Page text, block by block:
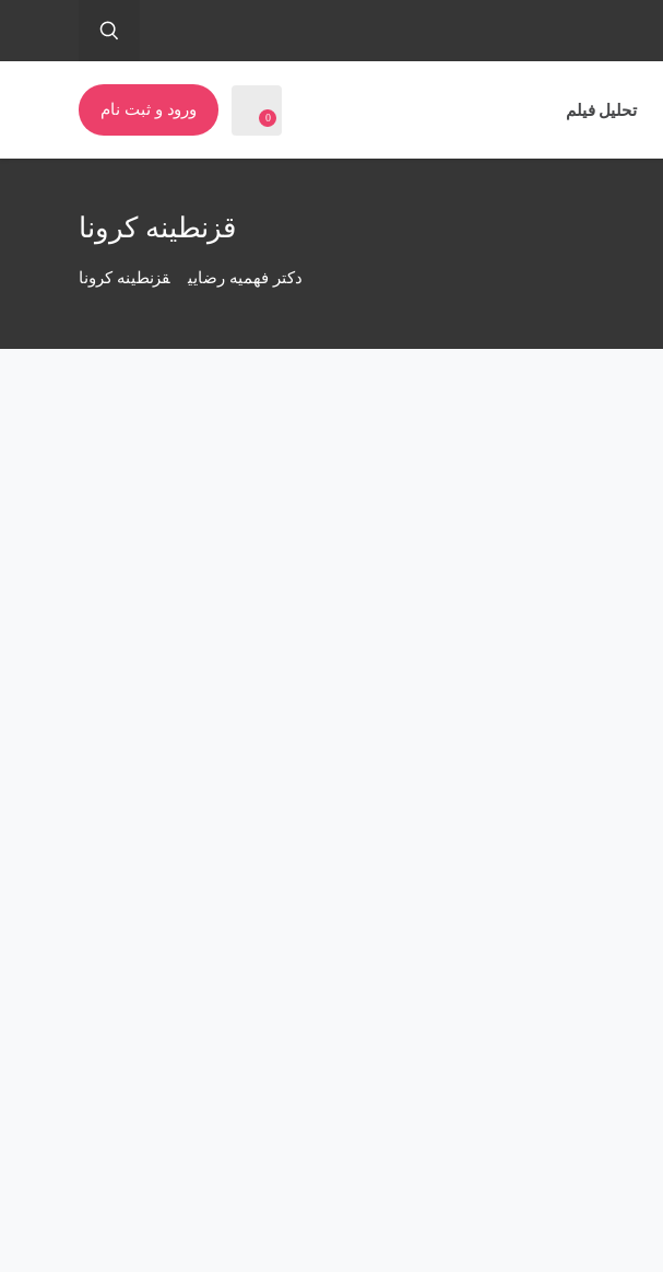
تحلیل فیلم 0 ورود و ثبت نام
قزنطینه کرونا
دکتر فهمیه رضایی قزنطینه کرونا